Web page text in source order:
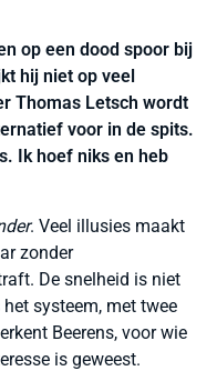
op een dood spoor bij
hij niet op veel
Thomas Letsch wordt
voor in de spits.
Ik hoef niks en heb
. Veel illusies maakt
zonder
De snelheid is niet
systeem, met twee
Beerens, voor wie
is geweest.